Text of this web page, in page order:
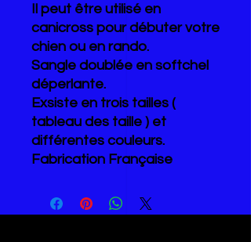
Il peut être utilisé en
canicross pour débuter votre
chien ou en rando.
Sangle doublée en softchel
déperlante.
Exsiste en trois tailles (
tableau des taille ) et
différentes couleurs.
Fabrication Française